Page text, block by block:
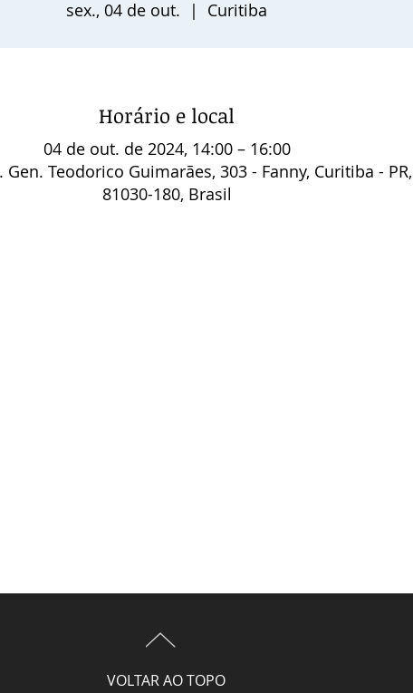
sex., 04 de out.
  |
Curitiba
Horário e local
04 de out. de 2024, 14:00 – 16:00
Gen. Teodorico Guimarães, 303 - Fanny, Curitiba - PR,
81030-180, Brasil
VOLTAR AO TOPO